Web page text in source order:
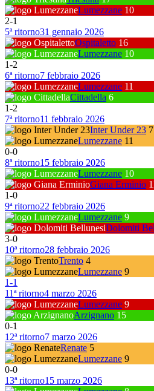
Lumezzane 10
2-1
5ª ritorno31 gennaio 2026
Ospitaletto 16
Lumezzane 10
1-2
6ª ritorno7 febbraio 2026
Lumezzane 11
Cittadella 6
1-2
7ª ritorno11 febbraio 2026
Inter Under 23 7
Lumezzane 11
0-0
8ª ritorno15 febbraio 2026
Lumezzane 10
Giana Erminio
1-0
9ª ritorno22 febbraio 2026
Lumezzane 9
Dolomiti
3-0
10ª ritorno28 febbraio 2026
Trento 4
Lumezzane 9
1-1
11ª ritorno4 marzo 2026
Lumezzane 9
Arzignano 15
0-1
12ª ritorno7 marzo 2026
Renate 5
Lumezzane 9
0-0
13ª ritorno15 marzo 2026